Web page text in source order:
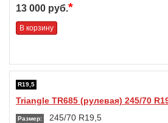
13 000 руб.*
В корзину
R19,5
Triangle TR685 (рулевая) 245/70
Размер: 245/70 R19,5